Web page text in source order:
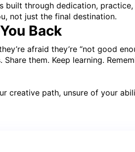
built through dedication,
not just the final destination.
Back
afraid they’re “not good
them. Keep learning.
creative path, unsure of your